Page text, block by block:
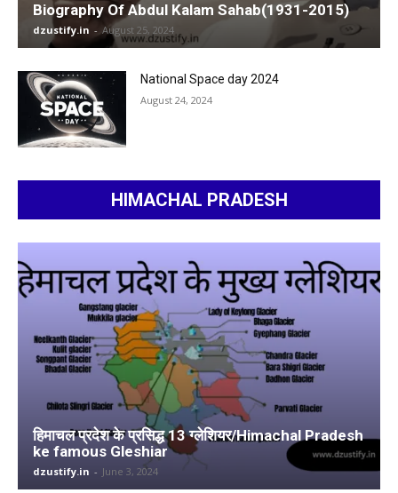
Biography Of Abdul Kalam Sahab(1931-2015)
dzustify.in - August 25, 2024
National Space day 2024
August 24, 2024
HIMACHAL PRADESH
हिमाचल प्रदेश के प्रसिद्ध 13 ग्लेशियर/Himachal Pradesh
ke famous Gleshiar
dzustify.in - June 3, 2024